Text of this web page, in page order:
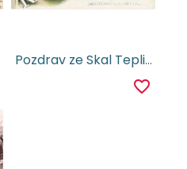
Pozdrav ze Skal Teplickych
favorite_border